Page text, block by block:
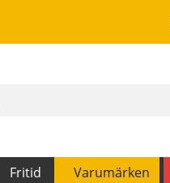
Fritid Varumärken